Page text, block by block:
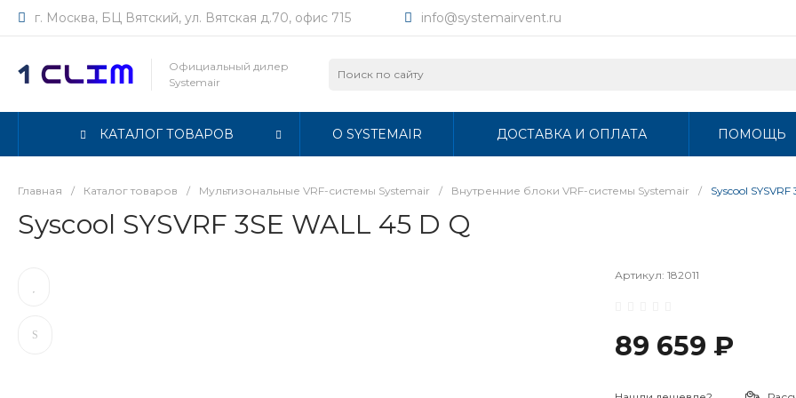
г. Москва, БЦ Вятский, ул. Вятская д.70, офис 715 info@systemairvent.ru
Официальный дилер
Systemair
КАТАЛОГ ТОВАРОВ О SYSTEMAIR ДОСТАВКА И ОПЛАТА ПОМОЩЬ
Главная / Каталог товаров / Мультизональные VRF-системы Systemair / Внутренние блоки VRF-системы Systemair / Syscool
Syscool SYSVRF 3SE WALL 45 D Q
Артикул: 182011
89 659 ₽